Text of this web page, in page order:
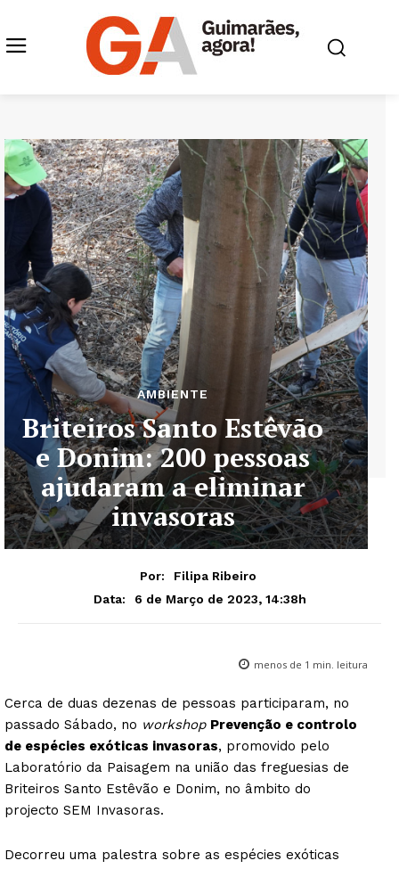
AMBIENTE
Briteiros Santo Estêvão
e Donim: 200 pessoas
ajudaram a eliminar
invasoras
Por:
Filipa Ribeiro
Data:
6 de Março de 2023, 14:38h
menos de 1 min. leitura
Cerca de duas dezenas de pessoas participaram, no
passado Sábado, no workshop Prevenção e controlo
de espécies exóticas invasoras, promovido pelo
Laboratório da Paisagem na união das freguesias de
Briteiros Santo Estêvão e Donim, no âmbito do
projecto SEM Invasoras.
Decorreu uma palestra sobre as espécies exóticas